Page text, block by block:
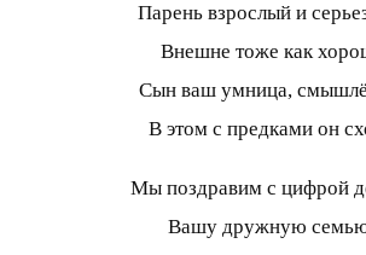
Парень взрослый и
Внешне тоже как
Сын ваш умница,
В этом с предками он
Мы поздравим с цифрой
Вашу дружную